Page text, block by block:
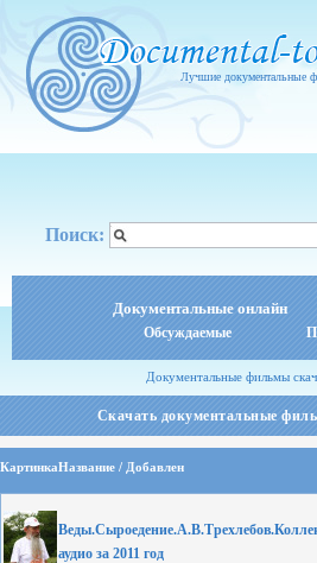
Лучшие документальные
Поиск:
Документальные онлайн
Обсуждаемые
Документальные фильмы
Скачать документальные
КартинкаНазвание / Добавлен
аудио за 2011 год